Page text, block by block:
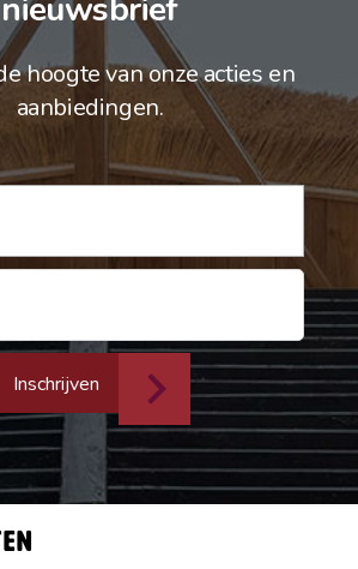
nieuwsbrief
hoogte van onze acties en
aanbiedingen.
Inschrijven